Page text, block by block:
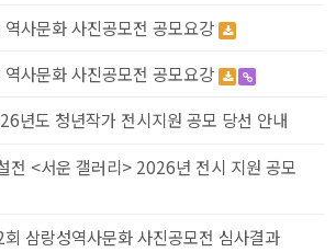
사문화 사진공모전 공모요강
사문화 사진공모전 공모요강
년도 청년작가 전시지원 공모 당선 안내
전 <서운 갤러리> 2026년 전시 지원 공모
회 삼랑성역사문화 사진공모전 심사결과